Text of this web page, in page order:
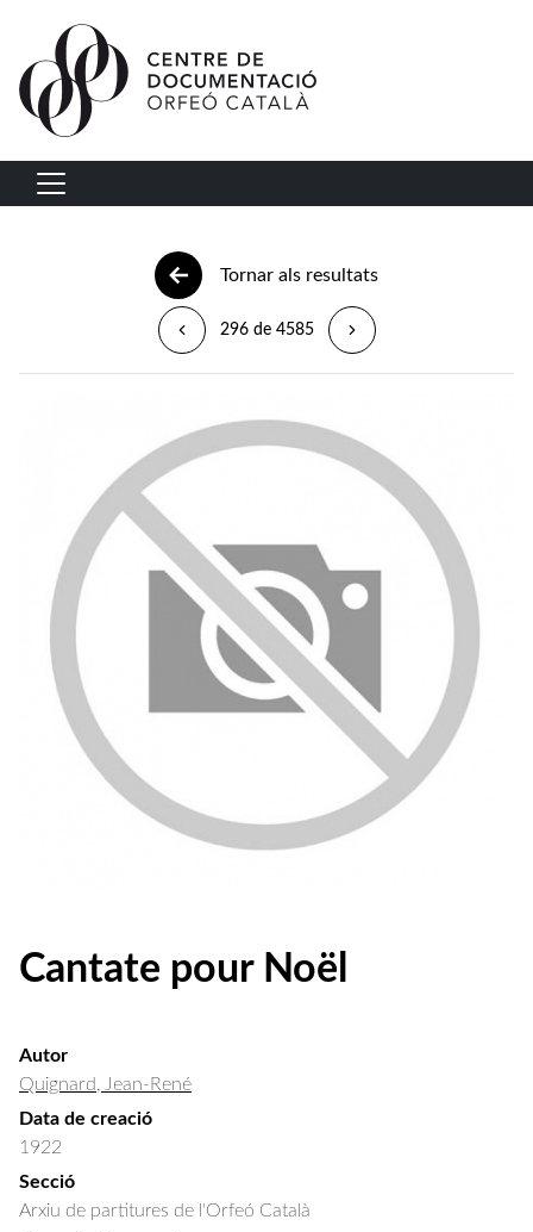
Vés al contingut
Navegació principal
Tornar als resultats
296 de 4585
Cantate pour Noël
Autor
Quignard, Jean-René
Data de creació
1922
Secció
Arxiu de partitures de l'Orfeó Català